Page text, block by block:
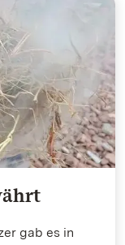
gab es in